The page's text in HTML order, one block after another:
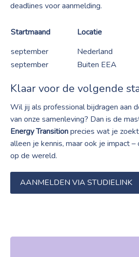
deadlines voor aanmelding.
Startmaand Locatie
september
Nederland
september
Buiten EEA
Klaar voor de volgende
Wil jij als professional bijdragen aan
van onze samenleving? Dan is de
Energy Transitionprecies wat je
alleen je kennis, maar ook je impact
op de wereld.
AANMELDEN VIA STUDIELINK